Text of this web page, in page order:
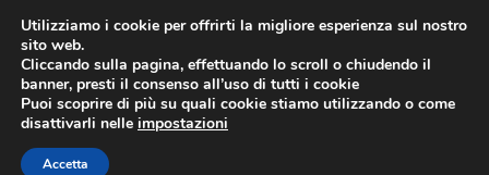
Vai
contenuto
Utilizziamo i cookie per offrirti la migliore esperienza sul nostro
sito web.
Cliccando sulla pagina, effettuando lo scroll o chiudendo il
banner, presti il consenso all’uso di tutti i cookie
Puoi scoprire di più su quali cookie stiamo utilizzando o come
disattivarli nelle impostazioni
Accetta